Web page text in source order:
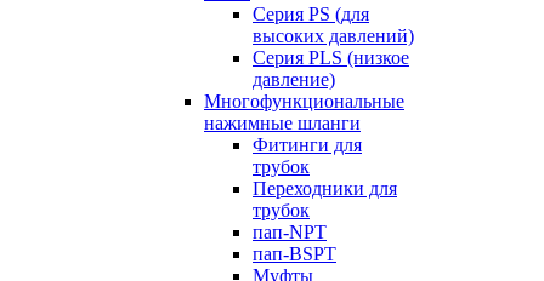
Серия PS (для
высоких давлений)
Серия PLS (низкое
давление)
Многофункциональные
нажимные шланги
Фитинги для
трубок
Переходники для
трубок
пап-NPT
пап-BSPT
Муфты